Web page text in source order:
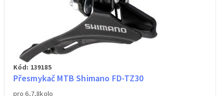
Kód: 139185
Přesmykač MTB Shimano FD-TZ30
pro 6,7,8kolo